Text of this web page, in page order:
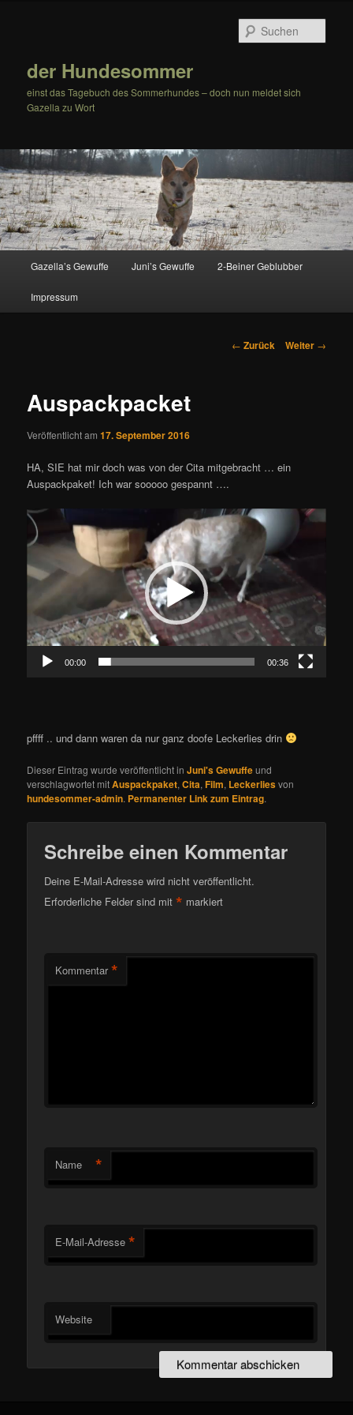
der Hundesommer
einst das Tagebuch des Sommerhundes – doch nun meldet sich
Gazella zu Wort
Gazella’s Gewuffe Juni’s Gewuffe 2-Beiner Geblubber
Impressum
Beitrags-
← Zurück Weiter →
Auspackpacket
Veröffentlicht am17. September 2016
HA, SIE hat mir doch was von der Cita mitgebracht … ein
Auspackpaket! Ich war sooooo gespannt ….
Video-
Player
00:00 00:36
pffff .. und dann waren da nur ganz doofe Leckerlies drin
Dieser Eintrag wurde veröffentlicht inJuni's Gewuffeund
verschlagwortet mitAuspackpaket,Cita,Film, Leckerliesvon
hundesommer-admin. Permanenter Link zum Eintrag.
Schreibe einen Kommentar
Deine E-Mail-Adresse wird nicht veröffentlicht.
Erforderliche Felder sind mit* markiert
Kommentar *
Name *
E-Mail-Adresse *
Website